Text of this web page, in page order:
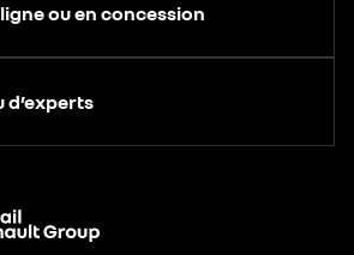
ou en concession
d’experts